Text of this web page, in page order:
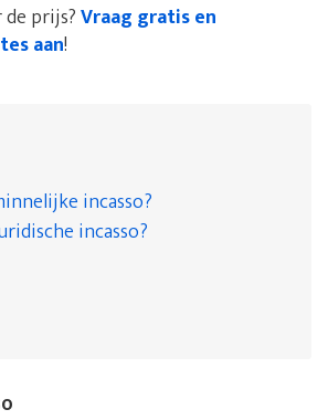
prijs?Vraag gratis en
aan!
incasso?
incasso?